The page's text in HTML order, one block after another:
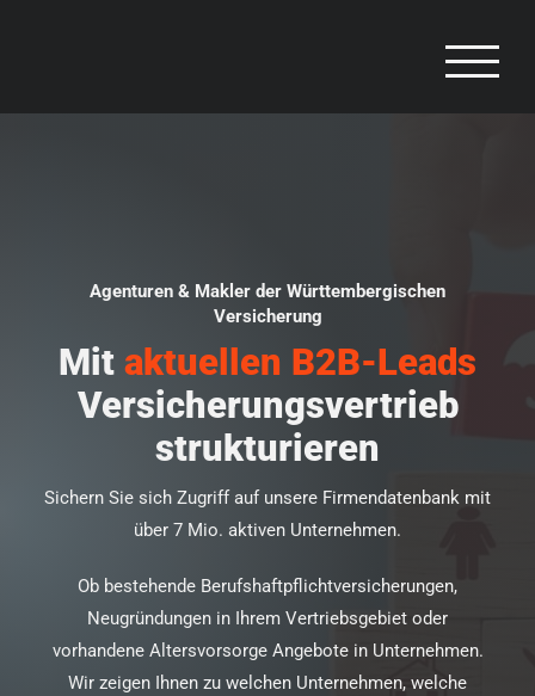
Agenturen & Makler der Württembergischen
Versicherung
Mit aktuellen B2B-Leads
Versicherungsvertrieb
strukturieren
Sichern Sie sich Zugriff auf unsere Firmendatenbank mit
über 7 Mio. aktiven Unternehmen.
Ob bestehende Berufshaftpflichtversicherungen,
Neugründungen in Ihrem Vertriebsgebiet oder
vorhandene Altersvorsorge Angebote in Unternehmen.
Wir zeigen Ihnen zu welchen Unternehmen, welche